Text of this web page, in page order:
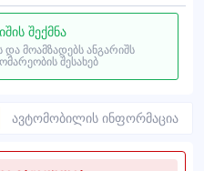
შექმნა
მოამზადებს ანგარიშს
შესახებ
ავტომობილის ინფორმაცია